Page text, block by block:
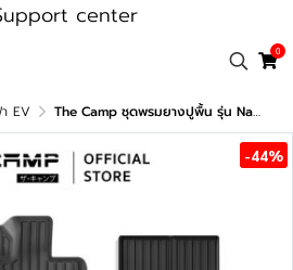
center
0
EV The Camp ชุดพรมยางปูพื้น รุ่น Nano Performance - TPE Series สำหรับ JAECOO 6
-44%